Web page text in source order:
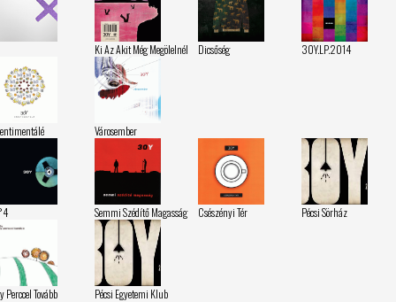
Ki Az Akit Még Megölelnél Dicsőség 30Y.LP.2014
Városember
Semmi Szédítő Magasság Csészényi Tér Pécsi Sörház
Perccel Tovább Pécsi Egyetemi Klub